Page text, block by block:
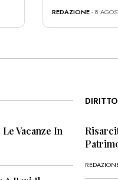
REDAZIONE- 8
Vacanze In
DIRITTO